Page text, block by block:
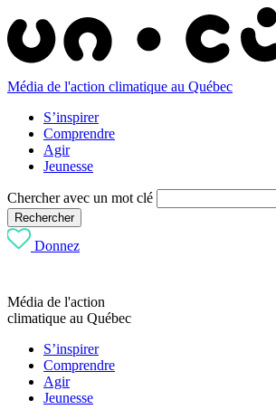
Média de l'action climatique au Québec
S’inspirer
Comprendre
Agir
Jeunesse
Chercher avec un mot clé
Rechercher
Donnez
Média de l'action
climatique au Québec
S’inspirer
Comprendre
Agir
Jeunesse